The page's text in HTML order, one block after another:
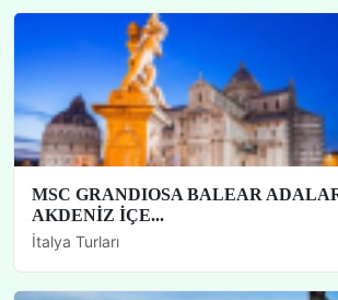
MSC GRANDIOSA BALEAR
AKDENİZ İÇE...
İtalya Turları